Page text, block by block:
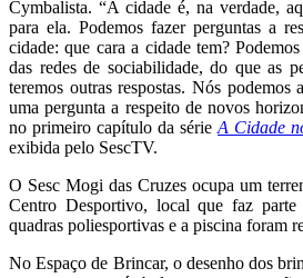
Cymbalista. “A cidade é, na verdade,
para ela. Podemos fazer perguntas a
cidade: que cara a cidade tem?
das redes de sociabilidade, do que as
teremos outras respostas. Nós podemos
uma pergunta a respeito de novos
no primeiro capítulo da série A Cidade
exibida pelo SescTV.
O Sesc Mogi das Cruzes ocupa um
Centro Desportivo, local que faz
quadras poliesportivas e a piscina foram
No Espaço de Brincar, o desenho dos